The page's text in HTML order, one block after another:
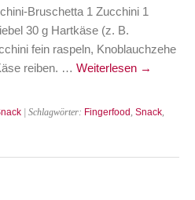
Bruschetta 1 Zucchini 1
30 g Hartkäse (z. B.
fein raspeln, Knoblauchzehe
reiben. … Weiterlesen →
| Schlagwörter: Fingerfood Snack